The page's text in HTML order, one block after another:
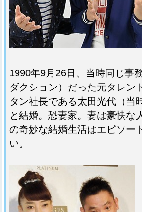
1990年9月26日、当時同じ事
ダクション）だった元タレン
タン社長である太田光代（当
と結婚。恐妻家。妻は豪快な
の奇妙な結婚生活はエピソー
い。